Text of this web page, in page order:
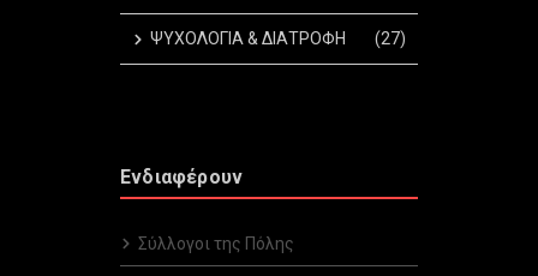
ΨΥΧΟΛΟΓΙΑ & ΔΙΑΤΡΟΦΗ (27)
Ενδιαφέρουν
Σύλλογοι της Πόλης